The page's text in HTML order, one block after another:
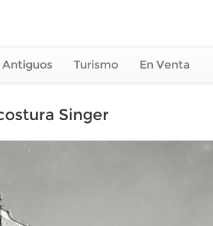
Antiguos Turismo En Venta
Singer